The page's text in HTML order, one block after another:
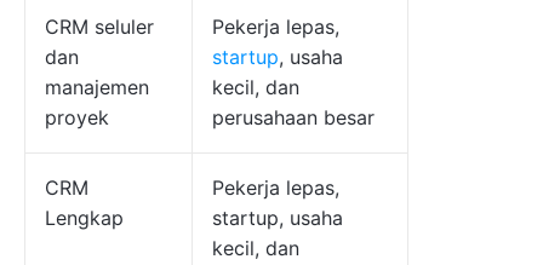
CRM seluler
dan
manajemen
proyek
Pekerja lepas,
startup, usaha
kecil, dan
perusahaan besar
CRM
Lengkap
Pekerja lepas,
startup, usaha
kecil, dan